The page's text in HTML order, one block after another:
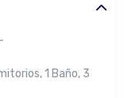
1 Baño, 3